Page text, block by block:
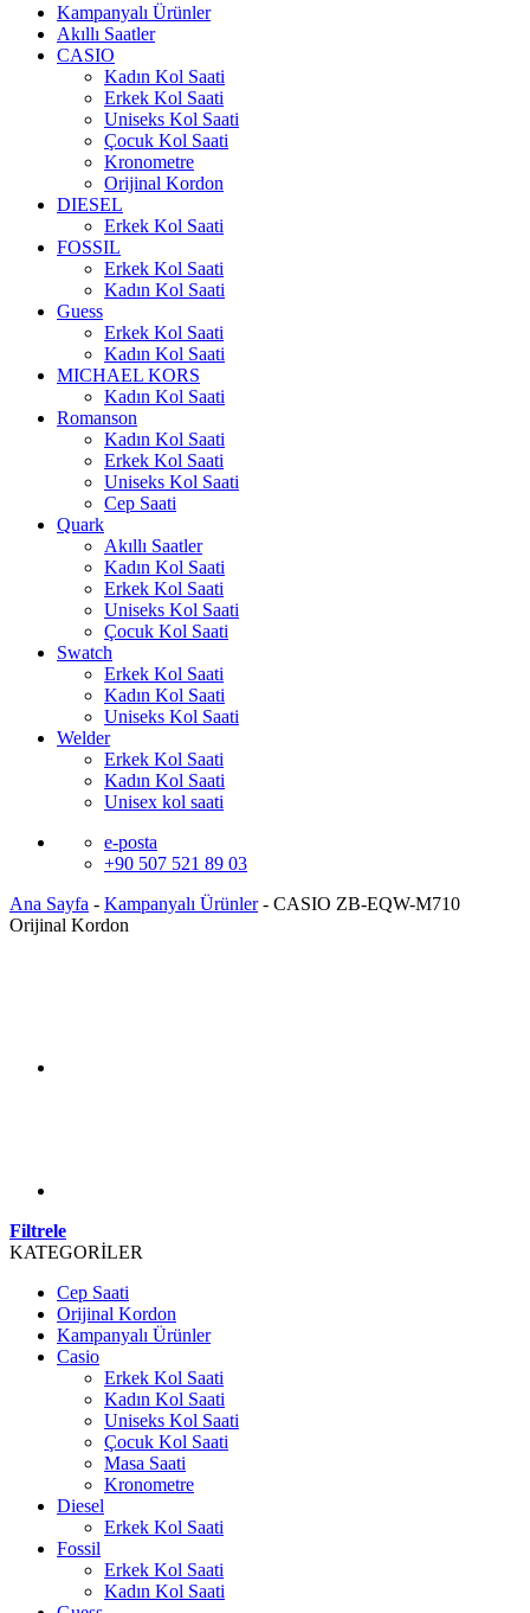
Kampanyalı Ürünler
Akıllı Saatler
CASIO
Kadın Kol Saati
Erkek Kol Saati
Uniseks Kol Saati
Çocuk Kol Saati
Kronometre
Orijinal Kordon
DIESEL
Erkek Kol Saati
FOSSIL
Erkek Kol Saati
Kadın Kol Saati
Guess
Erkek Kol Saati
Kadın Kol Saati
MICHAEL KORS
Kadın Kol Saati
Romanson
Kadın Kol Saati
Erkek Kol Saati
Uniseks Kol Saati
Cep Saati
Quark
Akıllı Saatler
Kadın Kol Saati
Erkek Kol Saati
Uniseks Kol Saati
Çocuk Kol Saati
Swatch
Erkek Kol Saati
Kadın Kol Saati
Uniseks Kol Saati
Welder
Erkek Kol Saati
Kadın Kol Saati
Unisex kol saati
e-posta
+90 507 521 89 03
Ana Sayfa - Kampanyalı Ürünler- CASIO ZB-EQW-M710
Orijinal Kordon
Filtrele
KATEGORİLER
Cep Saati
Orijinal Kordon
Kampanyalı Ürünler
Casio
Erkek Kol Saati
Kadın Kol Saati
Uniseks Kol Saati
Çocuk Kol Saati
Masa Saati
Kronometre
Diesel
Erkek Kol Saati
Fossil
Erkek Kol Saati
Kadın Kol Saati